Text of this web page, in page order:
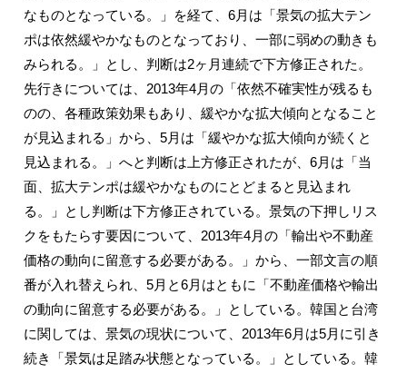
なものとなっている。」を経て、6月は「景気の拡大テン
ポは依然緩やかなものとなっており、一部に弱めの動きも
みられる。」とし、判断は2ヶ月連続で下方修正された。
先行きについては、2013年4月の「依然不確実性が残るも
のの、各種政策効果もあり、緩やかな拡大傾向となること
が見込まれる」から、5月は「緩やかな拡大傾向が続くと
見込まれる。」へと判断は上方修正されたが、6月は「当
面、拡大テンポは緩やかなものにとどまると見込まれ
る。」とし判断は下方修正されている。景気の下押しリス
クをもたらす要因について、2013年4月の「輸出や不動産
価格の動向に留意する必要がある。」から、一部文言の順
番が入れ替えられ、5月と6月はともに「不動産価格や輸出
の動向に留意する必要がある。」としている。韓国と台湾
に関しては、景気の現状について、2013年6月は5月に引き
続き「景気は足踏み状態となっている。」としている。韓